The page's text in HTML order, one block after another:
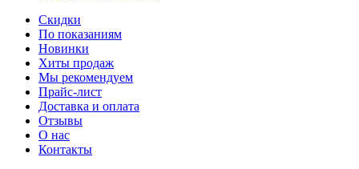
Скидки
По показаниям
Новинки
Хиты продаж
Мы рекомендуем
Прайс-лист
Доставка и оплата
Отзывы
О нас
Контакты